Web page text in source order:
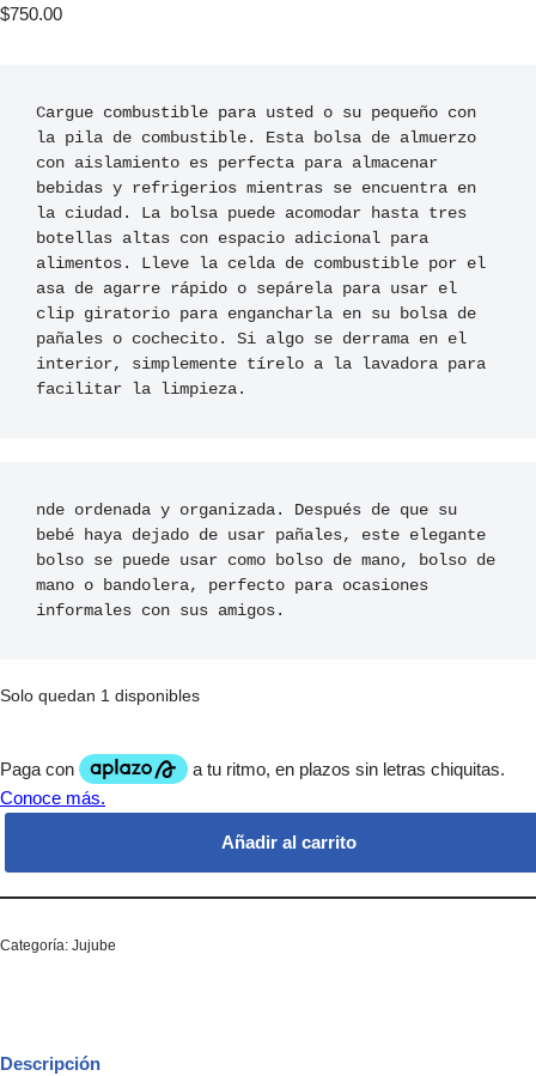
$750.00
Cargue combustible para usted o su pequeño con
la pila de combustible. Esta bolsa de almuerzo
con aislamiento es perfecta para almacenar
bebidas y refrigerios mientras se encuentra en
la ciudad. La bolsa puede acomodar hasta tres
botellas altas con espacio adicional para
alimentos. Lleve la celda de combustible por el
asa de agarre rápido o sepárela para usar el
clip giratorio para engancharla en su bolsa de
pañales o cochecito. Si algo se derrama en el
interior, simplemente tírelo a la lavadora para
facilitar la limpieza.
nde ordenada y organizada. Después de que su
bebé haya dejado de usar pañales, este elegante
bolso se puede usar como bolso de mano, bolso de
mano o bandolera, perfecto para ocasiones
informales con sus amigos.
Solo quedan 1 disponibles
Añadir al carrito
Categoría: Jujube
Descripción